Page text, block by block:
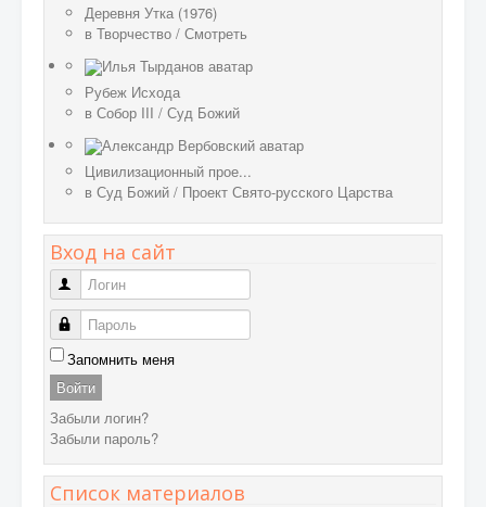
Деревня Утка (1976)
в Творчество / Смотреть
Рубеж Исхода
в Собор III / Суд Божий
Цивилизационный прое...
в Суд Божий / Проект Свято-русского Царства
Вход на сайт
Логин
Пароль
Запомнить меня
Войти
Забыли логин?
Забыли пароль?
Список материалов